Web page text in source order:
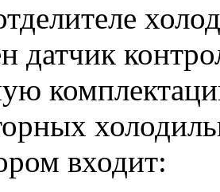
датчик
входит: